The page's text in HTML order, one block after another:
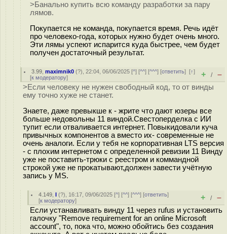
>Банально купить всю команду разработки за пару
лямов.
Покупается не команда, покупается время. Речь идёт
про человеко-года, которых нужно будет очень много.
Эти лямы успеют испарится куда быстрее, чем будет
получен достаточный результат.
3.99 ,maximnik0 (?), 22:04, 06/06/2025 [^] [^^] [^^^] [ответить][↑]
[к модератору] + / –
>Если человеку не нужен свободный код, то от винды
ему точно хуже не станет.
Знаете, даже превыкше к - жрите что дают юзеры все
больше недовольны 11 виндой.Свестоперделка с ИИ
тупит если отваливается интернет. Повыкидовали куча
привычных компонентов а вместо их- современные не
очень аналоги. Если у тебя не корпоративная LTS версия
- с плохим интернетом с определенной ревизии 11 Винду
уже не поставить-трюки с реестром и коммандной
строкой уже не прокатывают,должен завести учётную
запись у MS.
4.149 ,I (?), 16:17, 09/06/2025 [^] [^^] [^^^] [ответить]
[к модератору] + / –
Если устанавливать винду 11 через rufus и установить
галочку "Remove requirement for an online Microsoft
account", то, пока что, можно обойтись без создания